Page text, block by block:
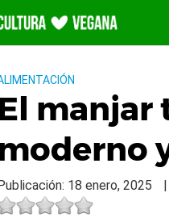
manjar
18 enero, 2025 |